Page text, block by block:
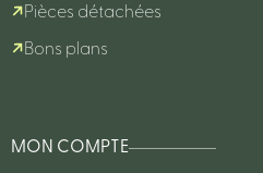
Pièces détachées
Bons plans
MON COMPTE